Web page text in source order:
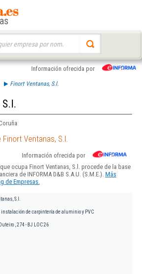
Información ofrecida por
Finort Ventanas, S.l.
Ventanas, S.l.
Información ofrecida por
ocupa Finort Ventanas, S.l. procede de la base
de INFORMA D&B S.A.U. (S.M.E.). Más
de Empresas.
S.l.
instalación de carpintería de aluminio y PVC
, 274 - BJ LOC 26